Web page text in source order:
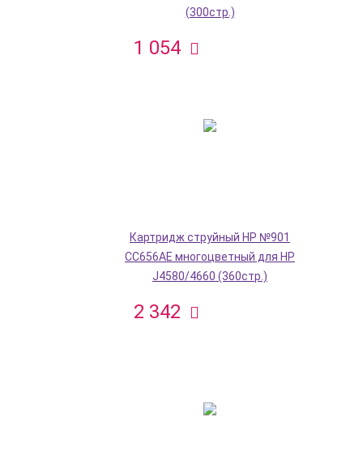
(300стр.)
1 054
Картридж струйный HP №901
CC656AE многоцветный для HP
J4580/4660 (360стр.)
2 342